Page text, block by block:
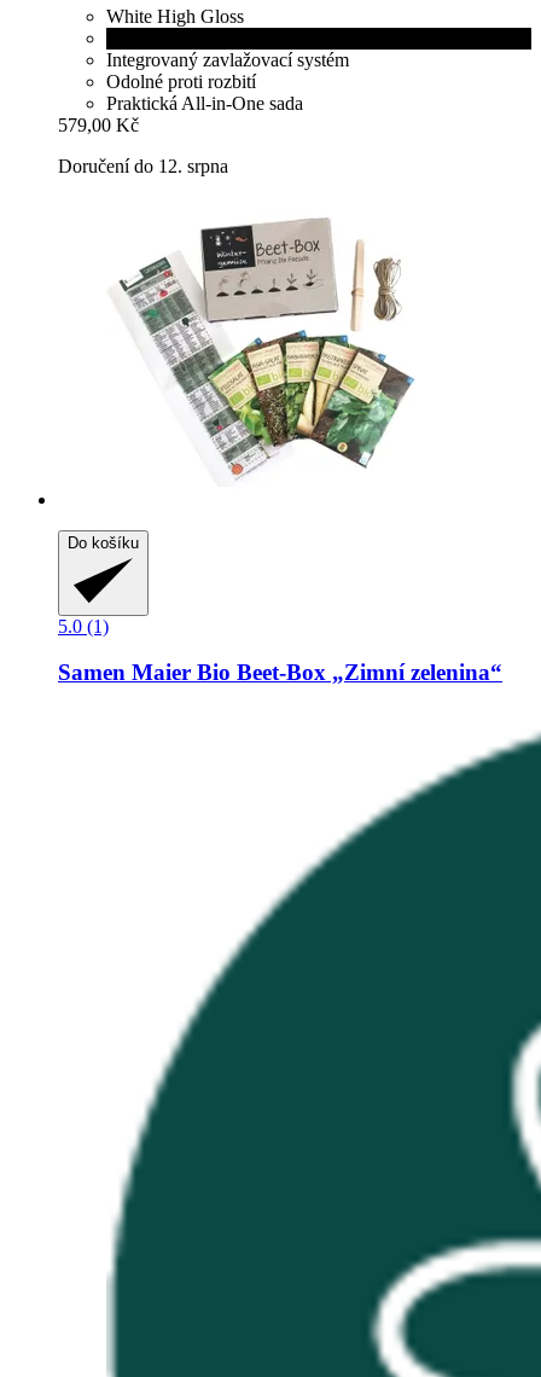
White High Gloss
Integrovaný zavlažovací systém
Odolné proti rozbití
Praktická All-in-One sada
579,00 Kč
Doručení do 12. srpna
Do košíku
5.0 (1)
Samen Maier Bio Beet-​Box „Zimní zelenina“